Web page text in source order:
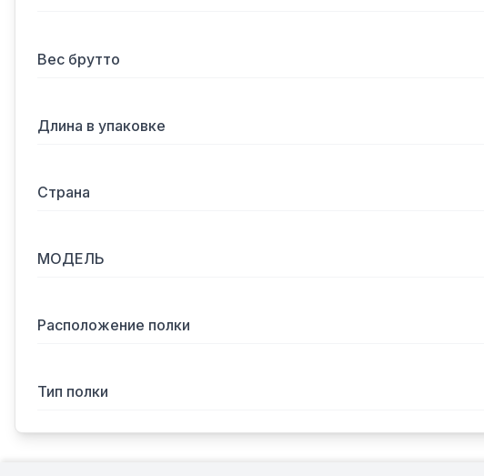
Вес брутто
Длина в упаковке
Страна
МОДЕЛЬ
Расположение полки
Тип полки